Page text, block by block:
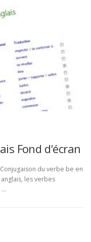
Fond d'écran
du verbe be en
les verbes
…